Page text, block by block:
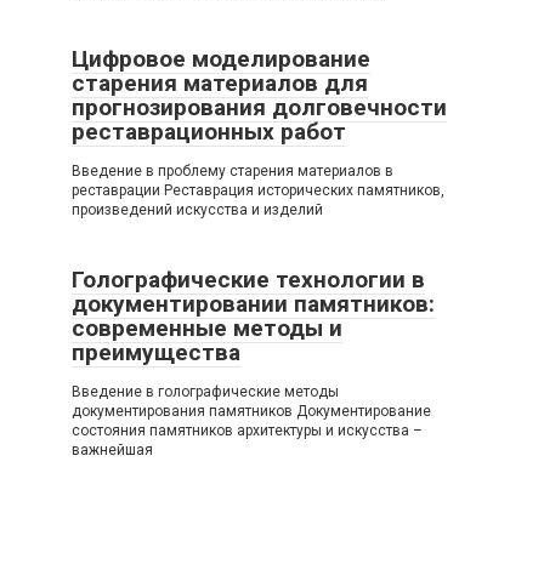
Цифровое моделирование
старения материалов для
прогнозирования долговечности
реставрационных работ
Введение в проблему старения материалов в
реставрации Реставрация исторических памятников,
произведений искусства и изделий
Голографические технологии в
документировании памятников:
современные методы и
преимущества
Введение в голографические методы
документирования памятников Документирование
состояния памятников архитектуры и искусства –
важнейшая